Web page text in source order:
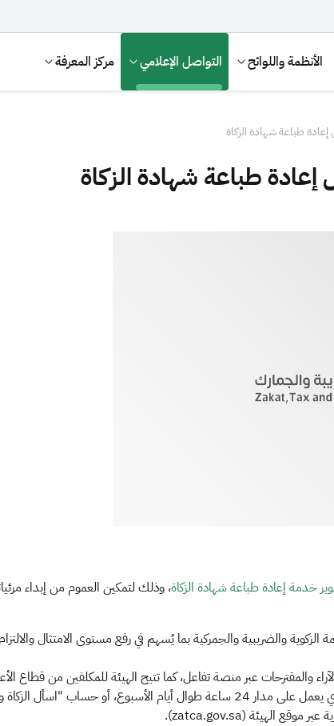
الأنظمة واللوائح التواصل الإعلامي مركز المعرفة
طباعة شهادة الزكاة
طباعة شهادة الزكاة
خدمة إعادة طباعة شهادة الزكاة​، وذلك لتمكين العموم من إبداء
والضريبية والجمركية بما يُسهم في رفع مستوى الامتثال
والمقترحات عبر منصة تفاعل، كما تتيح الهيئة للمكلفين من قطاع